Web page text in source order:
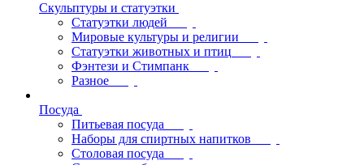
Скульптуры и статуэтки
Статуэтки людей
Мировые культуры и религии
Статуэтки животных и птиц
Фэнтези и Стимпанк
Разное
Посуда
Питьевая посуда
Наборы для спиртных напитков
Столовая посуда